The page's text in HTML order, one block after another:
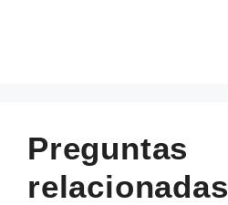
Preguntas
relacionadas